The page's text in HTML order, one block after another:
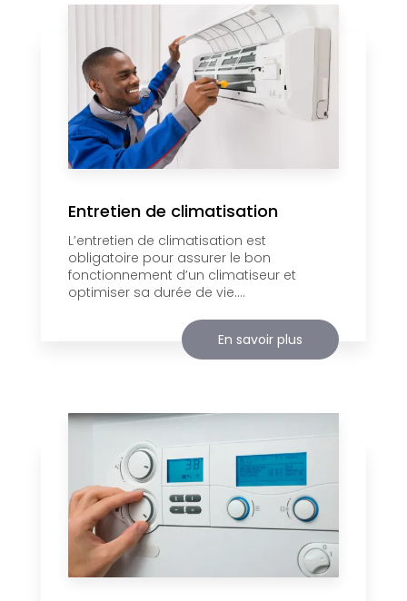
Entretien de climatisation
L’entretien de climatisation est
obligatoire pour assurer le bon
fonctionnement d’un climatiseur et
optimiser sa durée de vie....
En savoir plus